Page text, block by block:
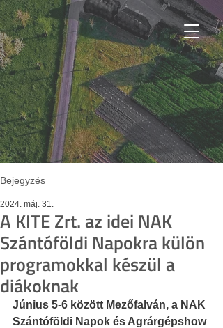
Bejegyzés
A KITE Zrt. az idei NAK
Szántóföldi Napokra külön
programokkal készül a
diákoknak
2024. máj. 31.
Június 5-6 között Mezőfalván, a NAK
Szántóföldi Napok és Agrárgépshow